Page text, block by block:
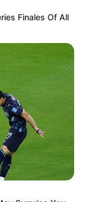
Finales Of All